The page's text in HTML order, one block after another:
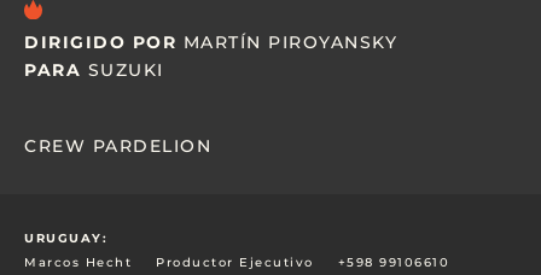
DIRIGIDO POR MARTÍN PIROYANSKY
PARA SUZUKI
CREW PARDELION
URUGUAY:
Marcos Hecht
Productor Ejecutivo
+598 99106610